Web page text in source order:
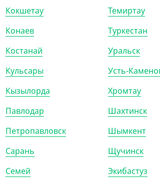
АРТ. 33096
Кокшетау
Конаев
Костанай
Кульсары
Кызылорда
Павлодар
Петропавловск
Сарань
Семей
Темиртау
Туркестан
Уральск
Усть-
Хромтау
Шахтинск
Шымкент
Щучинск
Экибастуз